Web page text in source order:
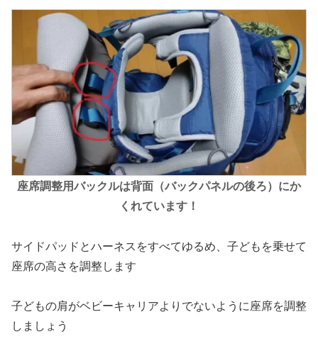
座席調整用バックルは背面（バックパネルの後ろ）にか
くれています！
サイドパッドとハーネスをすべてゆるめ、子どもを乗せて
座席の高さを調整します
子どもの肩がベビーキャリアよりでないように座席を調整
しましょう